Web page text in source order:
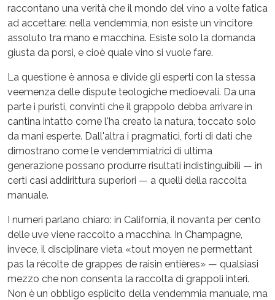
raccontano una verità che il mondo del vino a volte fatica
ad accettare: nella vendemmia, non esiste un vincitore
assoluto tra mano e macchina. Esiste solo la domanda
giusta da porsi, e cioè quale vino si vuole fare.
La questione è annosa e divide gli esperti con la stessa
veemenza delle dispute teologiche medioevali. Da una
parte i puristi, convinti che il grappolo debba arrivare in
cantina intatto come l'ha creato la natura, toccato solo
da mani esperte. Dall'altra i pragmatici, forti di dati che
dimostrano come le vendemmiatrici di ultima
generazione possano produrre risultati indistinguibili — in
certi casi addirittura superiori — a quelli della raccolta
manuale.
I numeri parlano chiaro: in California, il novanta per cento
delle uve viene raccolto a macchina. In Champagne,
invece, il disciplinare vieta «tout moyen ne permettant
pas la récolte de grappes de raisin entières» — qualsiasi
mezzo che non consenta la raccolta di grappoli interi.
Non è un obbligo esplicito della vendemmia manuale, ma